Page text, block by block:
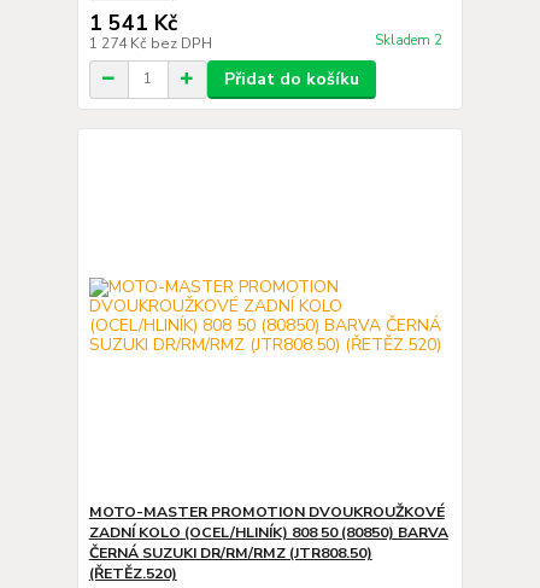
1 541 Kč
1 274 Kč bez DPH Skladem 2
Přidat do košíku
MOTO-MASTER PROMOTION DVOUKROUŽKOVÉ
ZADNÍ KOLO (OCEL/HLINÍK) 808 50 (80850) BARVA
ČERNÁ SUZUKI DR/RM/RMZ (JTR808.50)
(ŘETĚZ.520)